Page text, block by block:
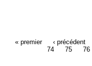
« premier ‹ précédent
74
75 76